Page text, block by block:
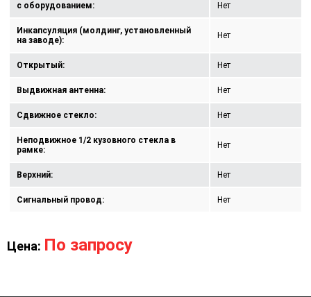
с оборудованием: Нет
Инкапсуляция (молдинг, установленный
на заводе):
Нет
Открытый: Нет
Выдвижная антенна: Нет
Сдвижное стекло: Нет
Неподвижное 1/2 кузовного стекла в
рамке:
Нет
Верхний: Нет
Сигнальный провод: Нет
Цена: По запросу